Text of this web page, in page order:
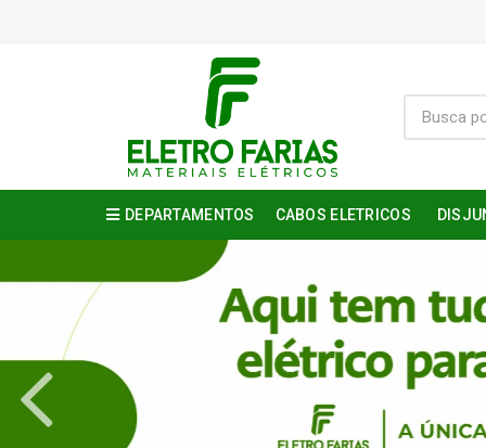
DEPARTAMENTOS CABOS ELETRICOS